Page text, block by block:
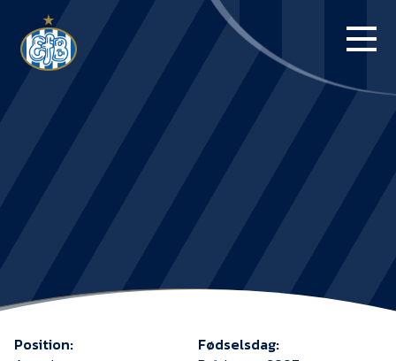
KAMPDAG PÅ
BLUE WATER
Position:
Fødselsdag: